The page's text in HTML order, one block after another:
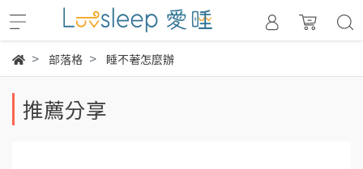
部落格 睡不著怎麼辦
推薦分享